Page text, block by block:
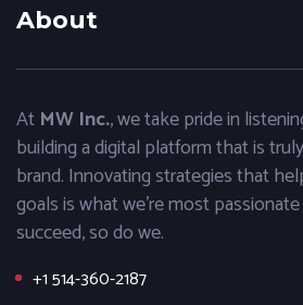
About
At MW Inc., we take pride in
building a digital platform that is
brand. Innovating strategies that
goals is what we’re most
succeed, so do we.
+1 514-360-2187